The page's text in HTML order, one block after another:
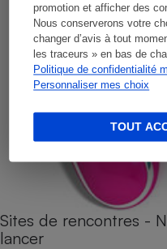
promotion et afficher des
Nous conserverons votre
changer d’avis à tout
les traceurs » en bas de
Politique de confidentialité
Personnaliser mes choix
TOUT
Sites de rencontres -
lancer